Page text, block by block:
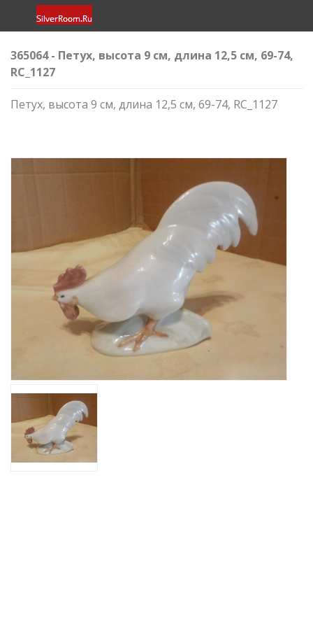
365064 - Петух, высота 9 см, длина 12,5 см, 69-74,
RC_1127
Петух, высота 9 см, длина 12,5 см, 69-74, RC_1127